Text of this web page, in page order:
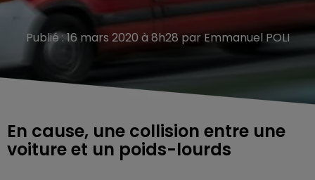
Publié : 16 mars 2020 à 8h28 par Emmanuel POLI
En cause, une collision entre une
voiture et un poids-lourds